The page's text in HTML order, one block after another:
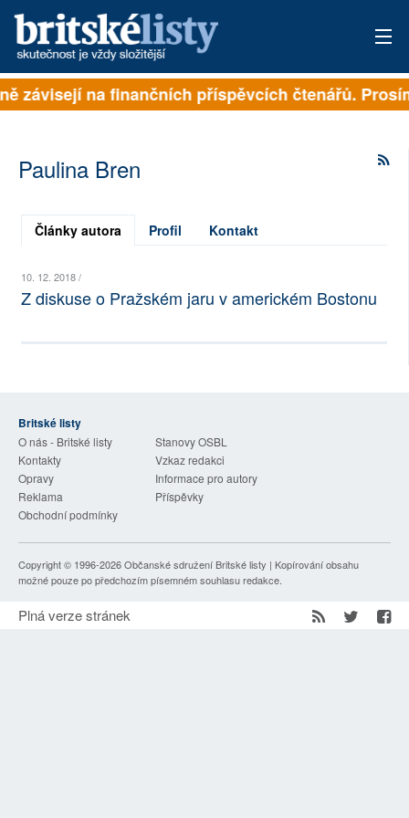
PŘIHLÁSIT
ARCHIV
ROZHOVORY
NEJČTENĚJŠÍ ZA 7 DNÍ
SOCIÁLNÍ SÍTĚ
RUBRIKY
PLNÁ VERZE STRÁNEK
závisejí na finančních příspěvcích čtenářů.
Paulina Bren
Články autora Profil Kontakt
10. 12. 2018 /
Z diskuse o Pražském jaru v americkém Bostonu
Britské listy
O nás - Britské listy
Stanovy OSBL
Kontakty
Vzkaz redakci
Opravy
Informace pro autory
Reklama
Příspěvky
Obchodní podmínky
Copyright © 1996-2026Občanské sdružení Britské listy | Kopírování obsahu
možné pouze po předchozím písemném souhlasu redakce.
Plná verze stránek